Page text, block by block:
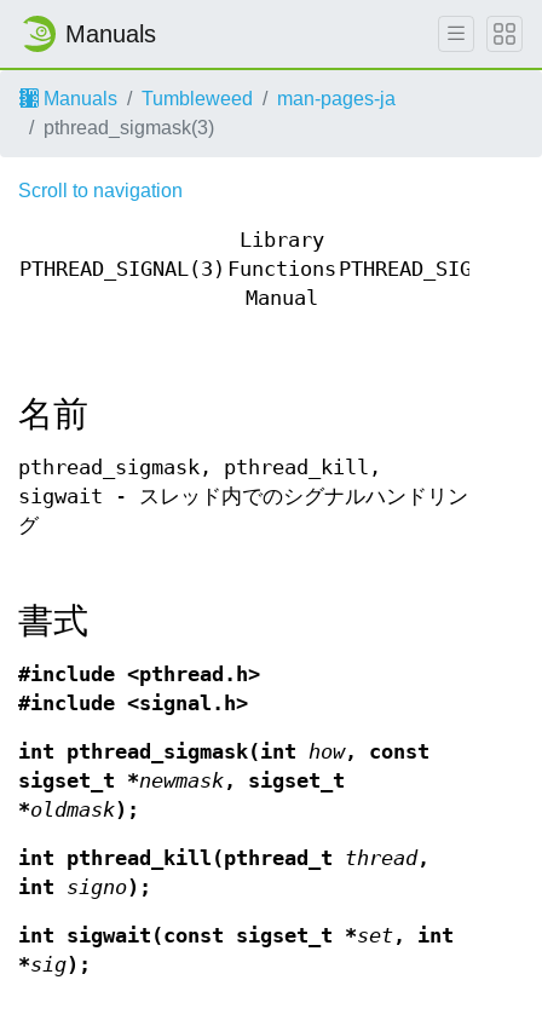
Manuals
Manuals Tumbleweed
man-pages-ja
pthread_sigmask(3)
Scroll to navigation
PTHREAD_SIGNAL(3)
Library
Functions
Manual
名前
pthread_sigmask, pthread_kill,
sigwait - スレッド内でのシグナルハンドリン
グ
書式
#include <pthread.h>
#include <signal.h>
int pthread_sigmask(int how, const
sigset_t *newmask, sigset_t
*oldmask);
int pthread_kill(pthread_t thread,
int signo);
int sigwait(const sigset_t *set, int
*sig);